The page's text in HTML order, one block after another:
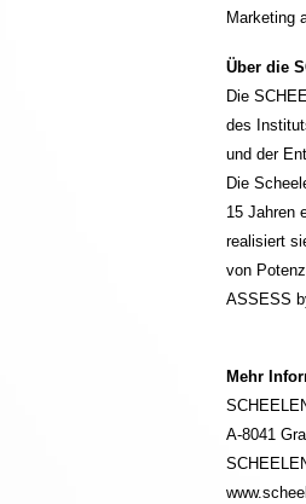
Marketing
Über die
Die
des
und der
Die
15 Jahren
realisiert
von
ASSESS
Mehr
A-8041